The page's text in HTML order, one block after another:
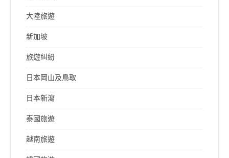
大陸旅遊
新加坡
旅遊糾紛
日本岡山及鳥取
日本新瀉
泰國旅遊
越南旅遊